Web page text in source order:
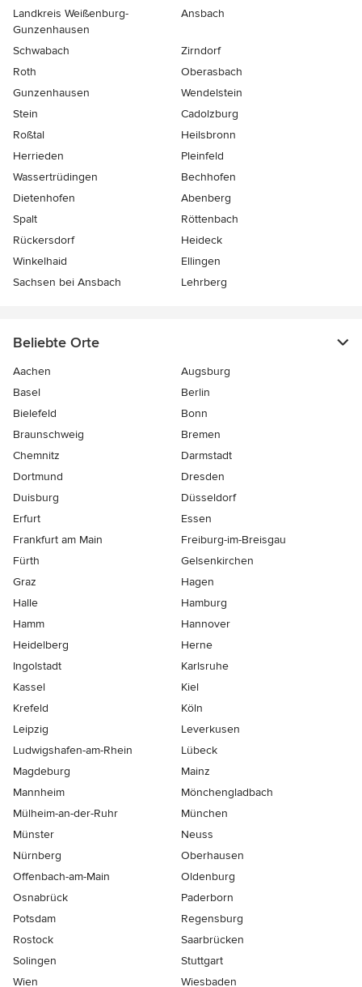
Landkreis Weißenburg-
Gunzenhausen
Ansbach
Schwabach
Zirndorf
Roth
Oberasbach
Gunzenhausen
Wendelstein
Stein
Cadolzburg
Roßtal
Heilsbronn
Herrieden
Pleinfeld
Wassertrüdingen
Bechhofen
Dietenhofen
Abenberg
Spalt
Röttenbach
Rückersdorf
Heideck
Winkelhaid
Ellingen
Sachsen bei Ansbach
Lehrberg
Beliebte Orte
Aachen
Augsburg
Basel
Berlin
Bielefeld
Bonn
Braunschweig
Bremen
Chemnitz
Darmstadt
Dortmund
Dresden
Duisburg
Düsseldorf
Erfurt
Essen
Frankfurt am Main
Freiburg-im-Breisgau
Fürth
Gelsenkirchen
Graz
Hagen
Halle
Hamburg
Hamm
Hannover
Heidelberg
Herne
Ingolstadt
Karlsruhe
Kassel
Kiel
Krefeld
Köln
Leipzig
Leverkusen
Ludwigshafen-am-Rhein
Lübeck
Magdeburg
Mainz
Mannheim
Mönchen­gladbach
Mülheim-an-der-Ruhr
München
Münster
Neuss
Nürnberg
Oberhausen
Offenbach-am-Main
Oldenburg
Osnabrück
Paderborn
Potsdam
Regensburg
Rostock
Saarbrücken
Solingen
Stuttgart
Wien
Wiesbaden